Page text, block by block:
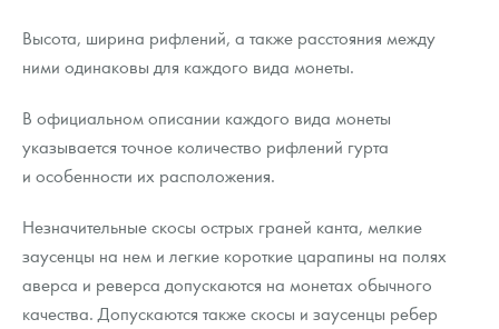
Высота, ширина рифлений, а также расстояния между
ними одинаковы для каждого вида монеты.
В официальном описании каждого вида монеты
указывается точное количество рифлений гурта
и особенности их расположения.
Незначительные скосы острых граней канта, мелкие
заусенцы на нем и легкие короткие царапины на полях
аверса и реверса допускаются на монетах обычного
качества. Допускаются также скосы и заусенцы ребер